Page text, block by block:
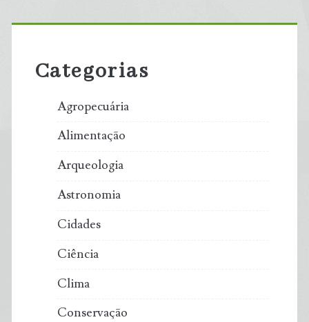
Primary
Sidebar
Categorias
Agropecuária
Alimentação
Arqueologia
Astronomia
Cidades
Ciência
Clima
Conservação